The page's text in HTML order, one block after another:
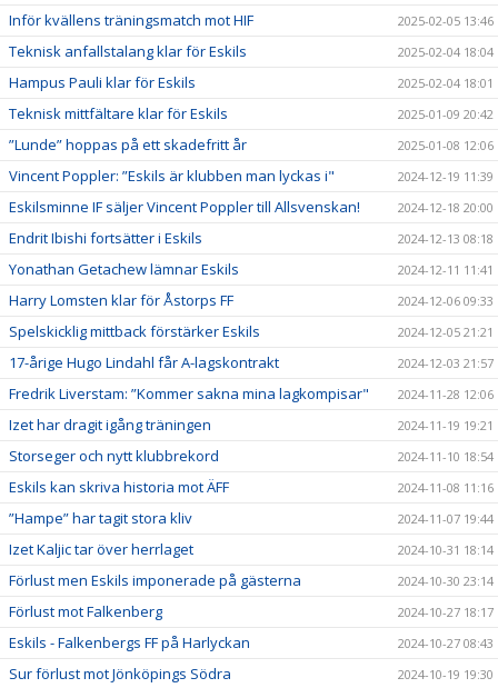
Inför kvällens träningsmatch mot HIF 2025-02-05 13:46
Teknisk anfallstalang klar för Eskils 2025-02-04 18:04
Hampus Pauli klar för Eskils 2025-02-04 18:01
Teknisk mittfältare klar för Eskils 2025-01-09 20:42
”Lunde” hoppas på ett skadefritt år 2025-01-08 12:06
Vincent Poppler: ”Eskils är klubben man lyckas i" 2024-12-19 11:39
Eskilsminne IF säljer Vincent Poppler till Allsvenskan! 2024-12-18 20:00
Endrit Ibishi fortsätter i Eskils 2024-12-13 08:18
Yonathan Getachew lämnar Eskils 2024-12-11 11:41
Harry Lomsten klar för Åstorps FF 2024-12-06 09:33
Spelskicklig mittback förstärker Eskils 2024-12-05 21:21
17-årige Hugo Lindahl får A-lagskontrakt 2024-12-03 21:57
Fredrik Liverstam: ”Kommer sakna mina lagkompisar" 2024-11-28 12:06
Izet har dragit igång träningen 2024-11-19 19:21
Storseger och nytt klubbrekord 2024-11-10 18:54
Eskils kan skriva historia mot ÄFF 2024-11-08 11:16
”Hampe” har tagit stora kliv 2024-11-07 19:44
Izet Kaljic tar över herrlaget 2024-10-31 18:14
Förlust men Eskils imponerade på gästerna 2024-10-30 23:14
Förlust mot Falkenberg 2024-10-27 18:17
Eskils - Falkenbergs FF på Harlyckan 2024-10-27 08:43
Sur förlust mot Jönköpings Södra 2024-10-19 19:30